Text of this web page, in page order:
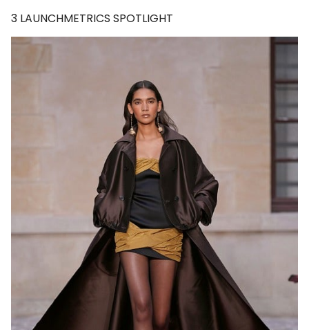
3 LAUNCHMETRICS SPOTLIGHT